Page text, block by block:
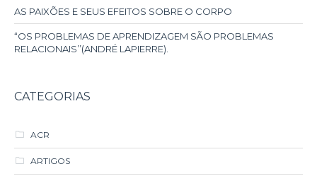
CATEGORIAS
NOTÍCIAS
PÓS-GRADUAÇÃO EM PSICOMOTRICIDADE RELACIONAL